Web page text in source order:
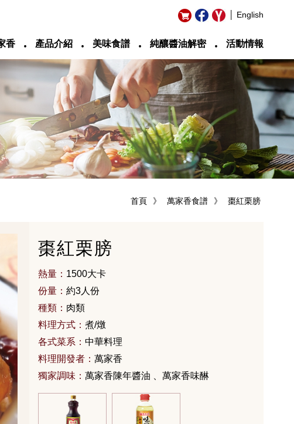
│ English
香 ‧ 產品介紹 ‧ 美味食譜 ‧ 純釀醬油解密 ‧ 活動情報
棗紅栗膀
》
萬家香食譜
》
首頁
棗紅栗膀
熱量： 1500大卡
份量： 約3人份
種類： 肉類
料理方式： 煮/燉
各式菜系： 中華料理
料理開發者： 萬家香
獨家調味： 萬家香陳年醬油 、萬家香味醂